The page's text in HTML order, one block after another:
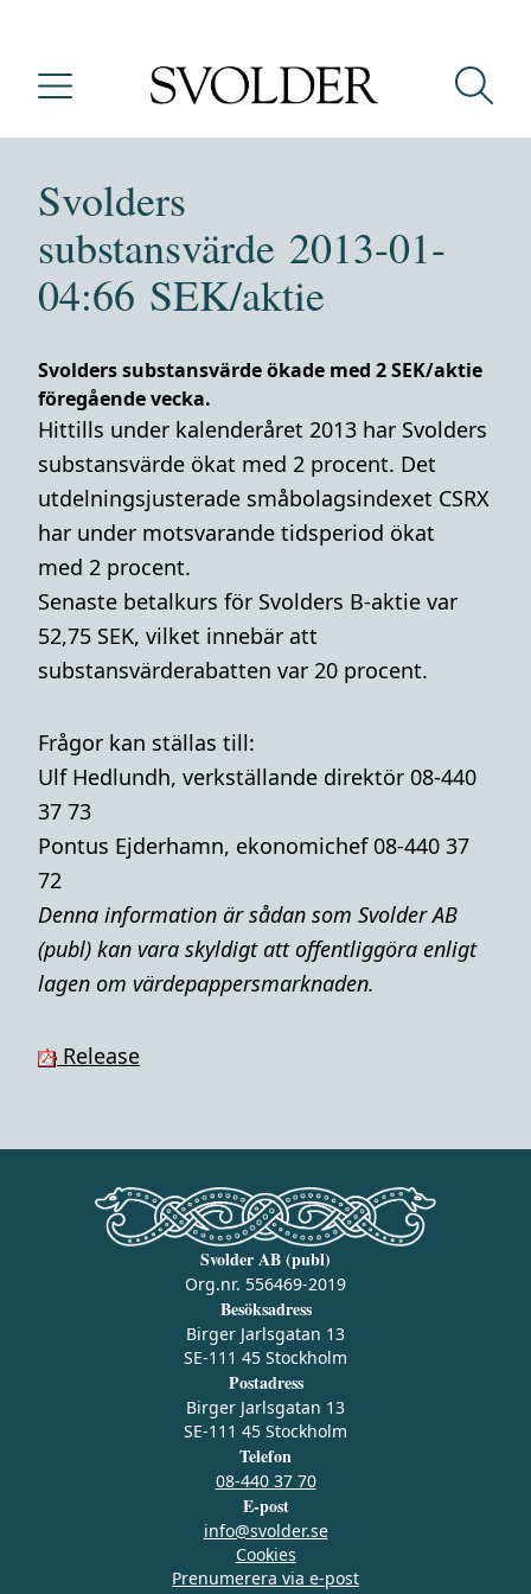
Svolders
substansvärde 2013-01-
04:66 SEK/aktie
Svolders substansvärde ökade med 2 SEK/aktie
föregående vecka.
Hittills under kalenderåret 2013 har Svolders
substansvärde ökat med 2 procent. Det
utdelningsjusterade småbolagsindexet CSRX
har under motsvarande tidsperiod ökat
med 2 procent.
Senaste betalkurs för Svolders B-aktie var
52,75 SEK, vilket innebär att
substansvärderabatten var 20 procent.
Frågor kan ställas till:
Ulf Hedlundh, verkställande direktör 08-440
37 73
Pontus Ejderhamn, ekonomichef 08-440 37
72
Denna information är sådan som Svolder AB
(publ) kan vara skyldigt att offentliggöra enligt
lagen om värdepappersmarknaden.
Release
Svolder AB (publ)
Org.nr. 556469-2019
Besöksadress
Birger Jarlsgatan 13
SE-111 45 Stockholm
Postadress
Birger Jarlsgatan 13
SE-111 45 Stockholm
Telefon
08-440 37 70
E-post
info@svolder.se
Cookies
Prenumerera via e‑post